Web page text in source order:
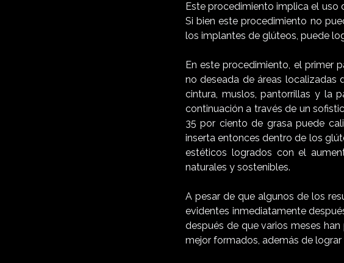
Este procedimiento implica el uso
Si bien este procedimiento no
los implantes de glúteos, puede
En este procedimiento, el primer
no deseada de áreas localizadas
cintura, muslos, pantorrillas y la
continuación a través de un
35 por ciento de grasa puede
inserta entonces dentro de los
estéticos logrados con el
naturales y sostenibles.
A pesar de que algunos de los
evidentes inmediatamente
después de que varios meses
mejor formados, además de